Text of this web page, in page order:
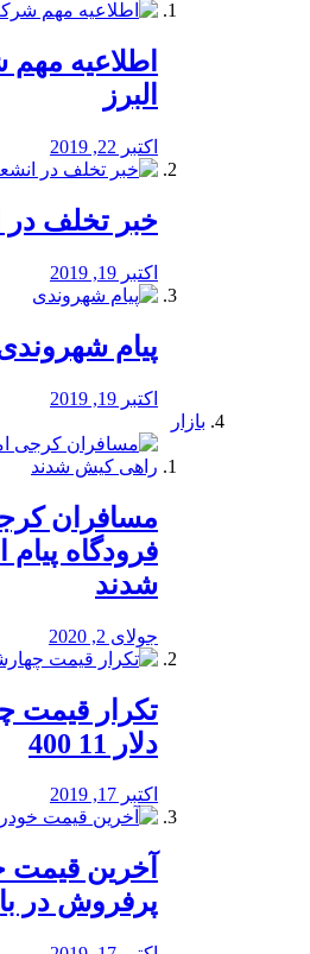
️اطلاعیه
البرز
اکتبر 22, 2019
خبر تخلف در
اکتبر 19, 2019
پیام
اکتبر 19, 2019
بازار
مسافران
فرودگاه
شدند
جولای 2, 2020
تکرار قیمت
دلار 11 400
اکتبر 17, 2019
آخرین قیمت
پرفروش در